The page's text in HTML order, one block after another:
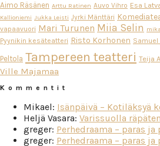
Aimo Räsänen Arttu Ratinen Auvo Vihro Esa
Kallioniemi Jukka Leisti Jyrki Mänttäri
vapaavuori Mari Turunen Miia Selin
Pyynikin kesäteatteri Risto Korhonen Samuel
Peltola Tampereen teatteri Teija
Ville Majamaa
Kommentit
Mikael: Isänpäivä – Kotiläksyä
Heljä Vasara: Varissuolla räpäten
greger: Perhedraama – paras ja
greger: Perhedraama – paras ja